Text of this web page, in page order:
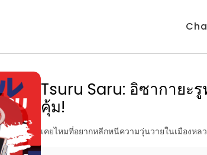
Tsuru Saru: อิซากาย
คุ้ม!
เคยไหมที่อยากหลีกหนีความวุ่นวายในเมืองห